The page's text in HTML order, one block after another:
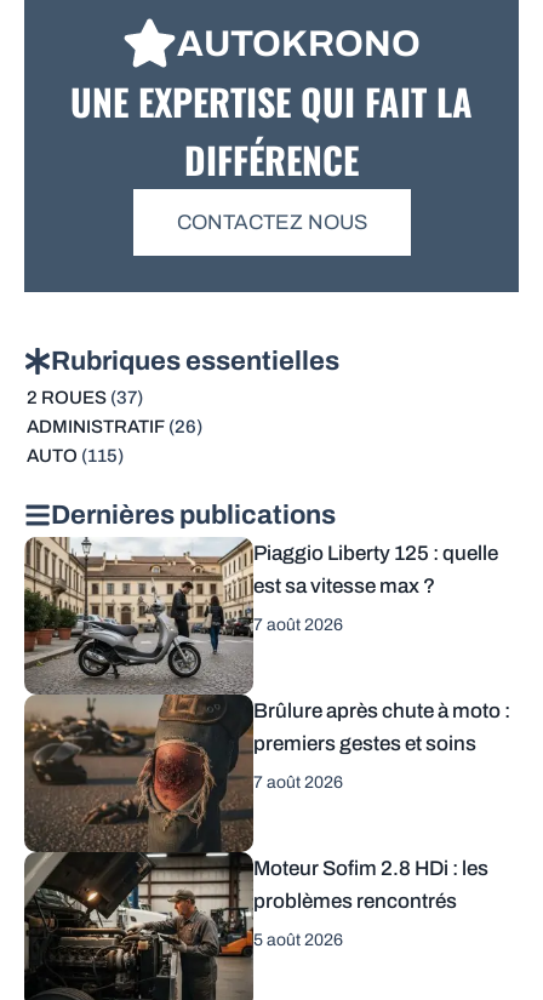
AUTOKRONO
UNE EXPERTISE QUI FAIT LA
DIFFÉRENCE
CONTACTEZ NOUS
Rubriques essentielles
2 ROUES(37)
ADMINISTRATIF(26)
AUTO (115)
Dernières publications
Piaggio Liberty 125 : quelle
est sa vitesse max ?
7 août 2026
Brûlure après chute à moto :
premiers gestes et soins
7 août 2026
Moteur Sofim 2.8 HDi : les
problèmes rencontrés
5 août 2026